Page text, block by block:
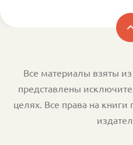
Все материалы взяты
представлены
целях. Все права на